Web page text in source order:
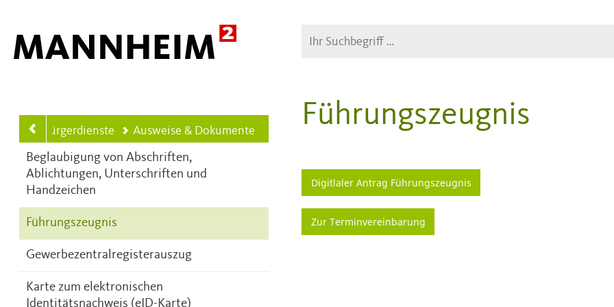
Suche
Bürgerdienste Ausweise & Dokumente
Beglaubigung von Abschriften,
Ablichtungen, Unterschriften und
Handzeichen
Führungszeugnis
Gewerbezentralregisterauszug
Karte zum elektronischen
Identitätsnachweis (eID-Karte)
Führungszeugnis
Digitlaler Antrag Führungszeugnis
Zur Terminvereinbarung